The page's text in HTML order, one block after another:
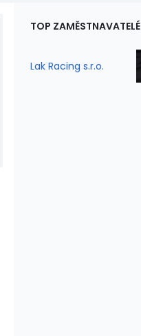
TOP ZAMĚSTNAVATELÉ
Lak Racing s.r.o.